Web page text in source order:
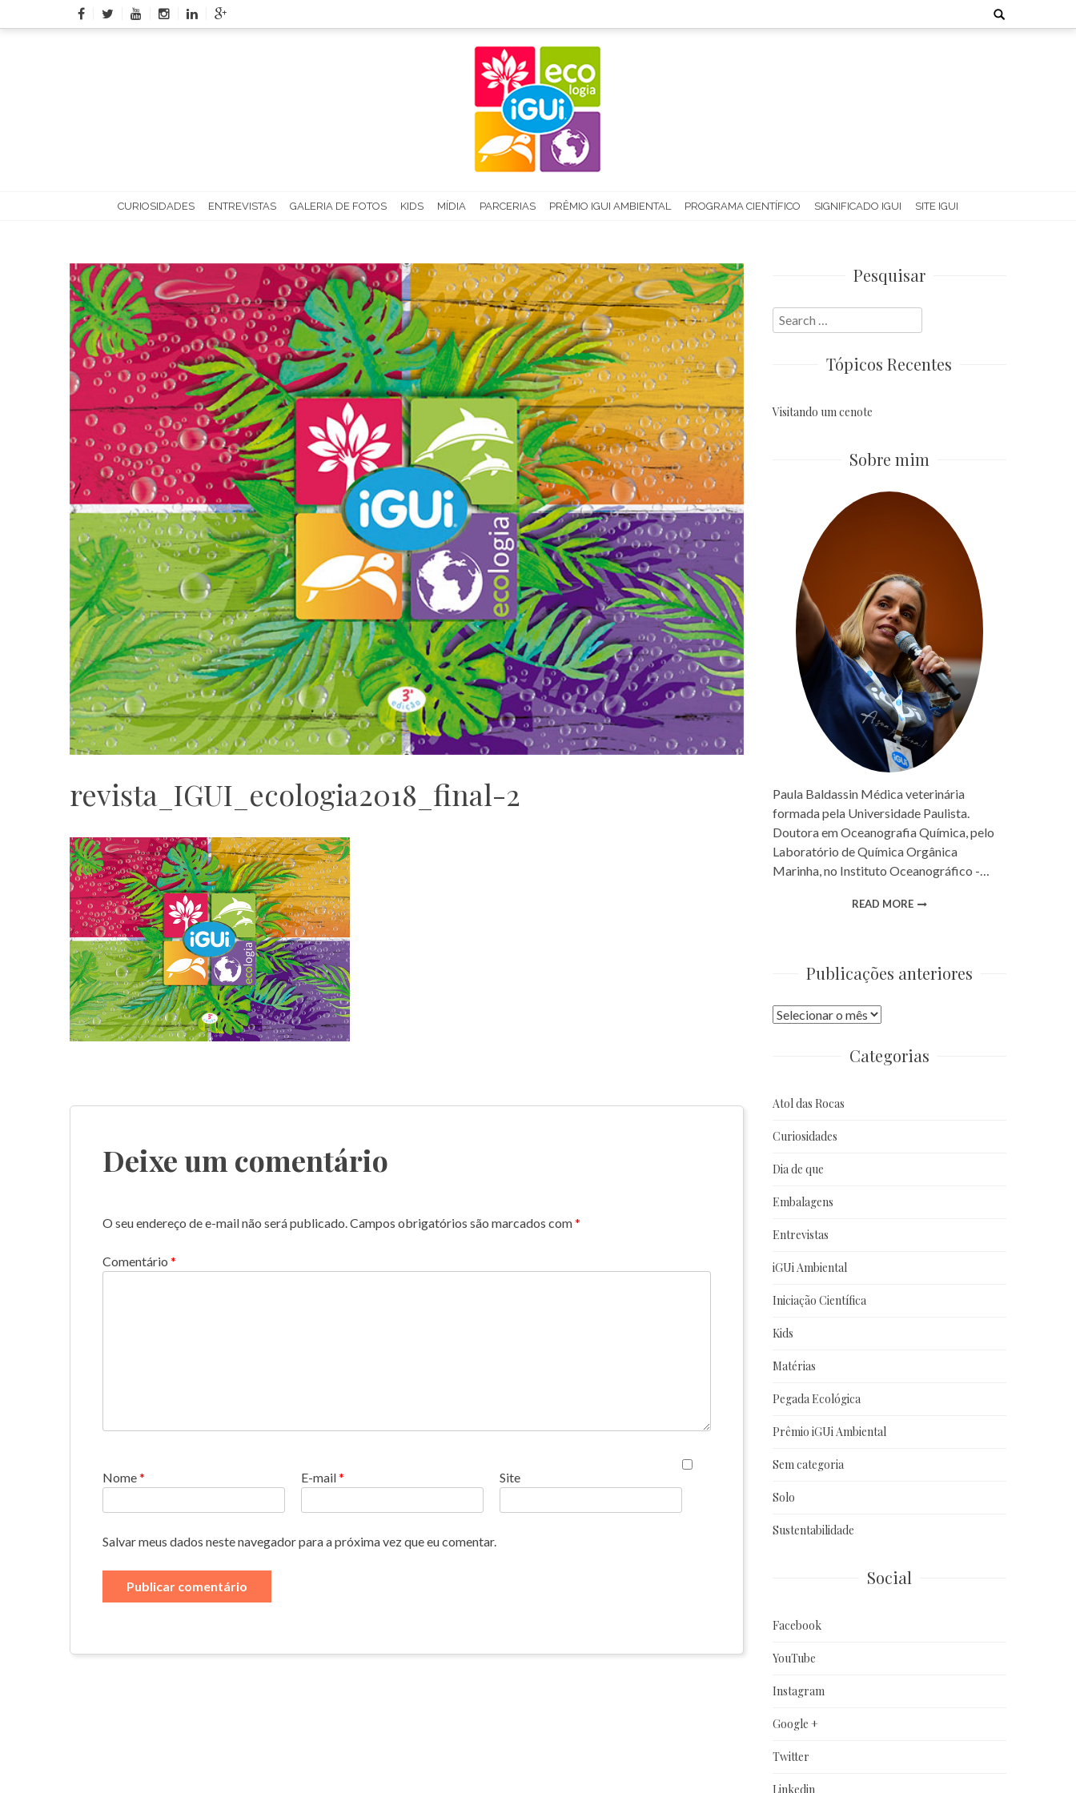
to
Search
for:
CURIOSIDADES ENTREVISTAS GALERIA DE FOTOS KIDS MÍDIA PARCERIAS PRÊMIO IGUI AMBIENTAL PROGRAMA CIENTÍFICO SIGNIFICADO IGUI SITE IGUI
revista_IGUI_ecologia2018_final-2
Deixe um comentário
O seu endereço de e-mail não será publicado.Campos obrigatórios são marcados com*
Comentário *
Nome* E-mail* Site
Salvar meus dados neste navegador para a próxima vez que eu comentar.
Pesquisar
Search
for:
Tópicos Recentes
Visitando um cenote
Sobre mim
Paula Baldassin Médica veterinária
formada pela Universidade Paulista.
Doutora em Oceanografia Química, pelo
Laboratório de Química Orgânica
Marinha, no Instituto Oceanográfico -…
READ MORE
Publicações anteriores
Publicações
Categorias
Atol das Rocas
Curiosidades
Dia de que
Embalagens
Entrevistas
iGUi Ambiental
Iniciação Científica
Kids
Matérias
Pegada Ecológica
Prêmio iGUi Ambiental
Sem categoria
Solo
Sustentabilidade
Social
Facebook
YouTube
Instagram
Google +
Twitter
Linkedin